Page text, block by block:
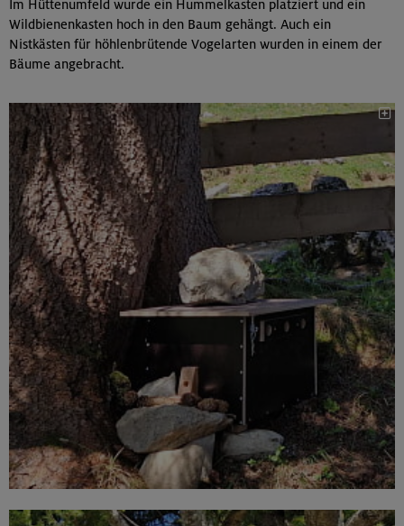
Im Hüttenumfeld wurde ein Hummelkasten platziert und ein
Wildbienenkasten hoch in den Baum gehängt. Auch ein
Nistkästen für höhlenbrütende Vogelarten wurden in einem der
Bäume angebracht.